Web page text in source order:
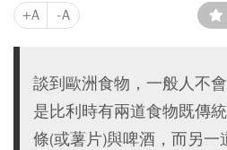
+A -A
談到歐洲食物，一般人不
是比利時有兩道食物既傳
條(或薯片)與啤酒，而另一